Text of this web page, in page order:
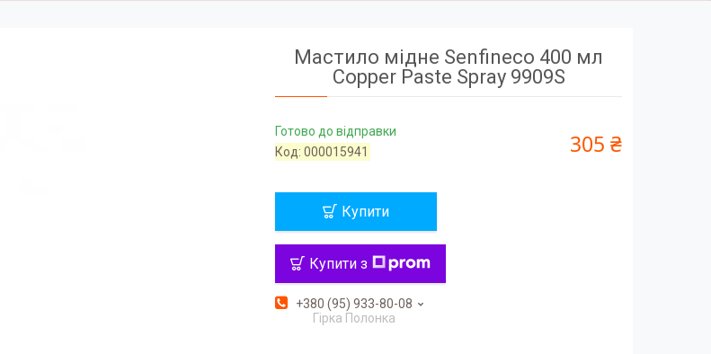
Мастило мідне Senfineco 400 мл
Copper Paste Spray 9909S
Готово до відправки
Код:000015941 305 ₴
Купити
Купити з
+380 (95) 933-80-08
Гірка Полонка